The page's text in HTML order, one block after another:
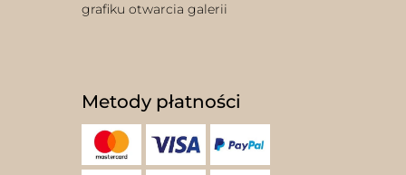
grafiku otwarcia galerii
Metody płatności